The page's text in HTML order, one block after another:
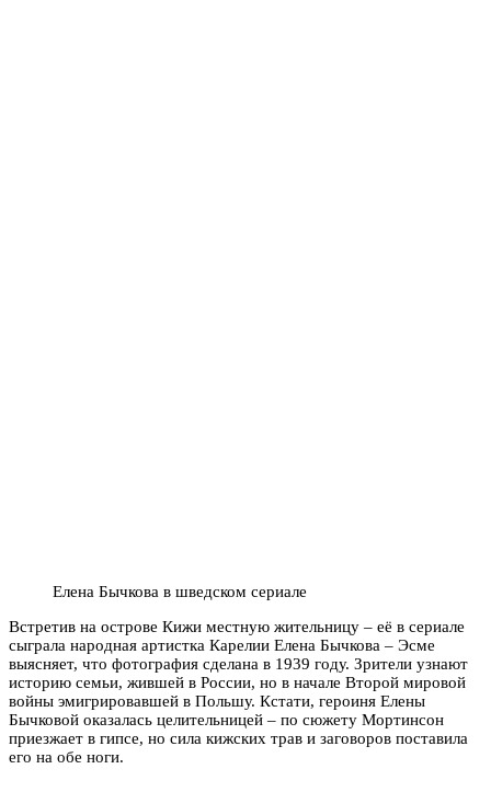
Елена Бычкова в шведском сериале
Встретив на острове Кижи местную жительницу – её в сериале
сыграла народная артистка Карелии Елена Бычкова – Эсме
выясняет, что фотография сделана в 1939 году. Зрители узнают
историю семьи, жившей в России, но в начале Второй мировой
войны эмигрировавшей в Польшу. Кстати, героиня Елены
Бычковой оказалась целительницей – по сюжету Мортинсон
приезжает в гипсе, но сила кижских трав и заговоров поставила
его на обе ноги.